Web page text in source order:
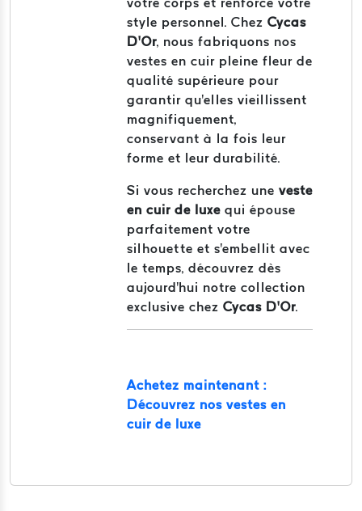
style personnel. Chez Cycas
D’Or, nous fabriquons nos
vestes en cuir pleine fleur de
qualité supérieure pour
garantir qu'elles vieillissent
magnifiquement,
conservant à la fois leur
forme et leur durabilité.
Si vous recherchez une veste
en cuir de luxe qui épouse
parfaitement votre
silhouette et s'embellit avec
le temps, découvrez dès
aujourd'hui notre collection
exclusive chez Cycas D’Or.
Achetez maintenant :
Découvrez nos vestes en
cuir de luxe